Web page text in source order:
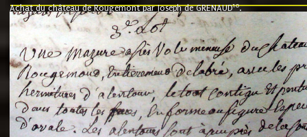
Achat du château de Rougemont par Joseph de GRENAUD10.
"l'an mil six cent soixante treze le ving neuvième jour du mois de
nommé fut présent Messire Claude Guillaume de Moyriat chevalier baron
vend, purement simplement et irrevocablement a monseigneur monsieur
et chavannes conseiller du roy au parlement de Bourgogne, present et
que le dit seigneur Baron de la Vellière a sur ses hommes, indivisables et
de la Velliere tout ainsi et comme le dit seigneur Baron et ses
présent......"